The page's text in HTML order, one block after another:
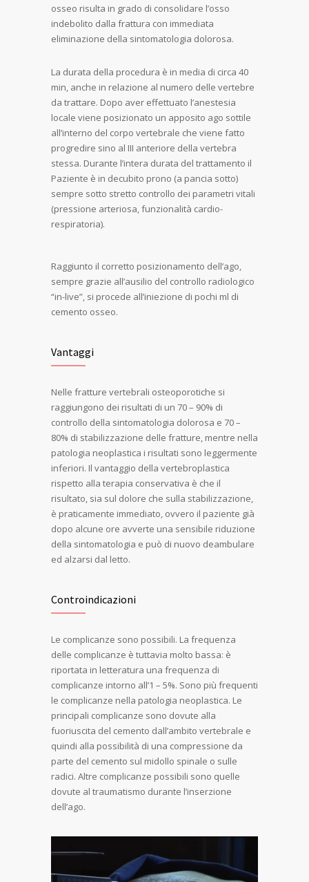
osseo risulta in grado di consolidare l’osso
indebolito dalla frattura con immediata
eliminazione della sintomatologia dolorosa.
La durata della procedura è in media di circa 40
min, anche in relazione al numero delle vertebre
da trattare. Dopo aver effettuato l’anestesia
locale viene posizionato un apposito ago sottile
all’interno del corpo vertebrale che viene fatto
progredire sino al III anteriore della vertebra
stessa. Durante l’intera durata del trattamento il
Paziente è in decubito prono (a pancia sotto)
sempre sotto stretto controllo dei parametri vitali
(pressione arteriosa, funzionalità cardio-
respiratoria).
Raggiunto il corretto posizionamento dell’ago,
sempre grazie all’ausilio del controllo radiologico
“in-live”, si procede all’iniezione di pochi ml di
cemento osseo.
Vantaggi
Nelle fratture vertebrali osteoporotiche si
raggiungono dei risultati di un 70 – 90% di
controllo della sintomatologia dolorosa e 70 –
80% di stabilizzazione delle fratture, mentre nella
patologia neoplastica i risultati sono leggermente
inferiori. Il vantaggio della vertebroplastica
rispetto alla terapia conservativa è che il
risultato, sia sul dolore che sulla stabilizzazione,
è praticamente immediato, ovvero il paziente già
dopo alcune ore avverte una sensibile riduzione
della sintomatologia e può di nuovo deambulare
ed alzarsi dal letto.
Controindicazioni
Le complicanze sono possibili. La frequenza
delle complicanze è tuttavia molto bassa: è
riportata in letteratura una frequenza di
complicanze intorno all’1 – 5%. Sono più frequenti
le complicanze nella patologia neoplastica. Le
principali complicanze sono dovute alla
fuoriuscita del cemento dall’ambito vertebrale e
quindi alla possibilità di una compressione da
parte del cemento sul midollo spinale o sulle
radici. Altre complicanze possibili sono quelle
dovute al traumatismo durante l’inserzione
dell’ago.